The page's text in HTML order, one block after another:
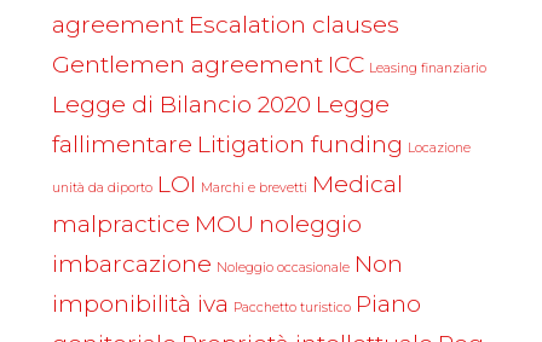
agreement Escalation clauses
Gentlemen agreement ICC Leasing finanziario
Legge di Bilancio 2020 Legge
fallimentare Litigation funding Locazione
unità da diporto LOI Marchi e brevetti Medical
malpractice MOU noleggio
imbarcazione Noleggio occasionale Non
imponibilità iva Pacchetto turistico Piano